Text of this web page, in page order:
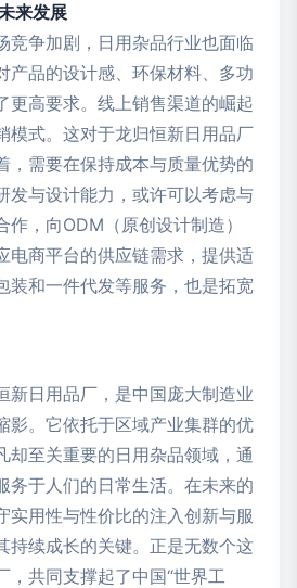
来发展
竞争加剧，日用杂品行业也面临
产品的设计感、环保材料、多功
更高要求。线上销售渠道的崛起
模式。这对于龙归恒新日用品厂
，需要在保持成本与质量优势的
发与设计能力，或许可以考虑与
，向ODM（原创设计制造）
电商平台的供应链需求，提供适
装和一件代发等服务，也是拓宽
新日用品厂，是中国庞大制造业
影。它依托于区域产业集群的优
却至关重要的日用杂品领域，通
务于人们的日常生活。在未来的
实用性与性价比的注入创新与服
持续成长的关键。正是无数个这
，共同支撑起了中国“世界工